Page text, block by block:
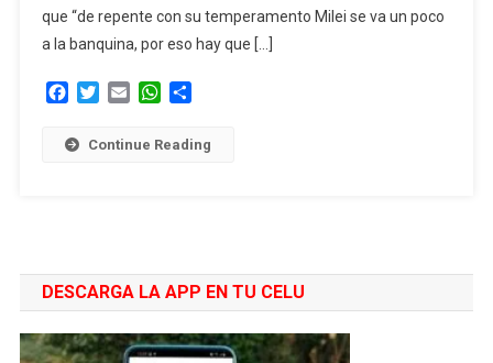
Tarico»
que “de repente con su temperamento Milei se va un poco
a la banquina, por eso hay que […]
Facebook
TwitterEmail WhatsApp
Continue Reading
DESCARGA LA APP EN TU CELU